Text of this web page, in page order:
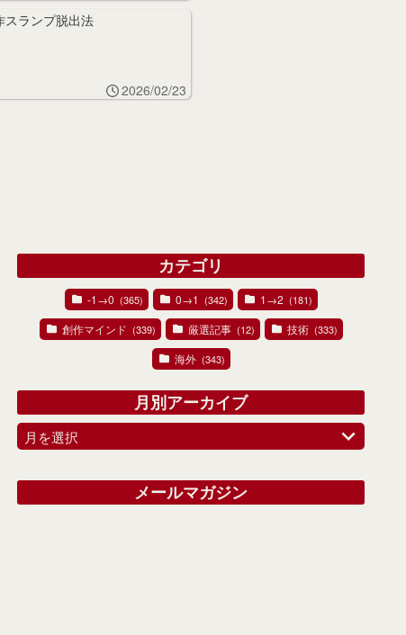
スランプ脱出法
2026/02/23
カテゴリ
-1→0 (365) 0→1 (342) 1→2 (181)
創作マインド (339) 厳選記事 (12) 技術 (333)
海外 (343)
月別アーカイブ
月を選択
メールマガジン